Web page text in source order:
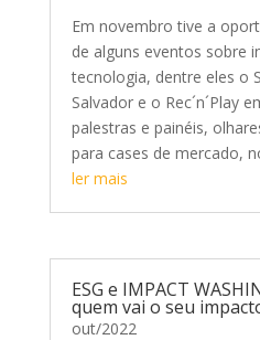
Em novembro tive a
de alguns eventos sobre
tecnologia, dentre eles o
Salvador e o Rec´n´Play
palestras e painéis,
para cases de mercado,
ler mais
ESG e IMPACT
quem vai o seu
out/2022